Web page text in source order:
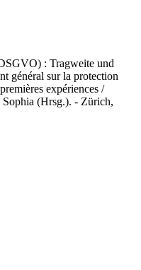
: Tragweite und
général sur la protection
expériences /
(Hrsg.). - Zürich,